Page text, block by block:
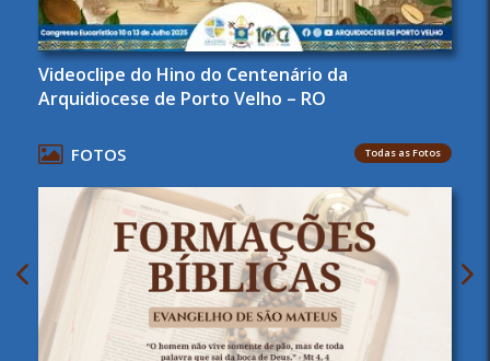
Videoclipe do Hino do Centenário da
Arquidiocese de Porto Velho – RO
FOTOS Todas as Fotos